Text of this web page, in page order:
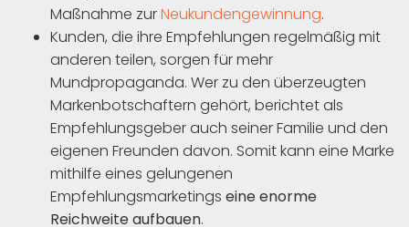
Maßnahme zurNeukundengewinnung.
Kunden, die ihre Empfehlungen regelmäßig mit
anderen teilen, sorgen für mehr
Mundpropaganda. Wer zu den überzeugten
Markenbotschaftern gehört, berichtet als
Empfehlungsgeber auch seiner Familie und den
eigenen Freunden davon. Somit kann eine Marke
mithilfe eines gelungenen
Empfehlungsmarketings eine enorme
Reichweite aufbauen.